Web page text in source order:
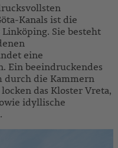
Kanals ist die
Linköping. Sie besteht
eine
Ein beeindruckendes
durch die Kammern
das Kloster Vreta,
idyllische